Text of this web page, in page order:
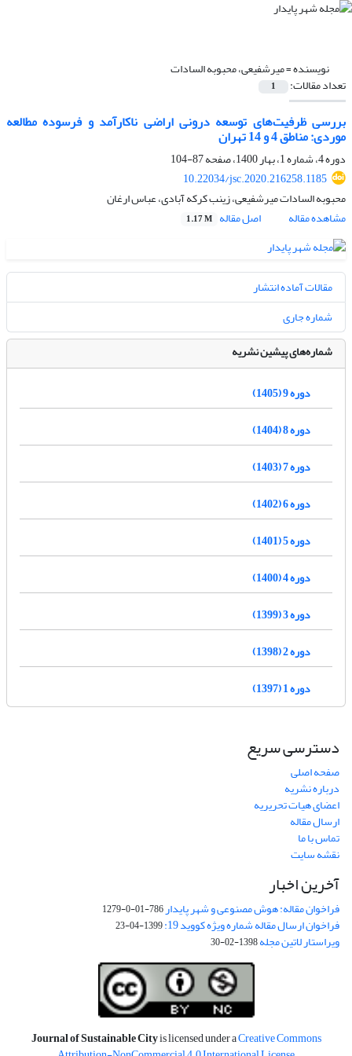
نویسنده =میرشفیعی، محبوبه السادات
تعداد مقالات: 1
بررسی ظرفیت‌های توسعه درونی اراضی ناکارآمد و فرسوده مطالعه
موردی: مناطق 4 و 14 تهران
دوره 4، شماره 1، بهار 1400، صفحه
87-104
10.22034/jsc.2020.216258.1185
محبوبه السادات میرشفیعی، زینب کرکه آبادی، عباس ارغان
مشاهده مقاله
اصل مقاله 1.17 M
مقالات آماده انتشار
شماره جاری
شماره‌های پیشین نشریه
دوره 9 (1405)
دوره 8 (1404)
دوره 7 (1403)
دوره 6 (1402)
دوره 5 (1401)
دوره 4 (1400)
دوره 3 (1399)
دوره 2 (1398)
دوره 1 (1397)
دسترسی سریع
صفحه اصلی
درباره نشریه
اعضای هیات تحریریه
ارسال مقاله
تماس با ما
نقشه سایت
آخرین اخبار
فراخوان مقاله: هوش مصنوعی و شهر پایدار786-01-0-1279
فراخوان ارسال مقاله شماره ویژه کووید 19: 1399-04-23
ویراستار لاتین مجله1398-02-30
Journal of Sustainable Cityis licensed under aCreative Commons